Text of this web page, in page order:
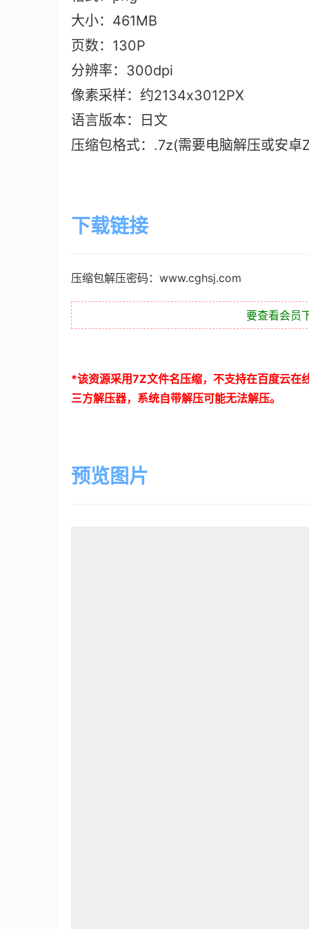
大小：461MB
页数：130P
分辨率：300dpi
像素采样：约2134x3012PX
语言版本：日文
压缩包格式：.7z(需要电脑解压或安
下载链接
压缩包解压密码：www.cghsj.com
要查看会员
*该资源采用7Z文件名压缩，不支持在百度云在
三方解压器，系统自带解压可能无法解压。
预览图片